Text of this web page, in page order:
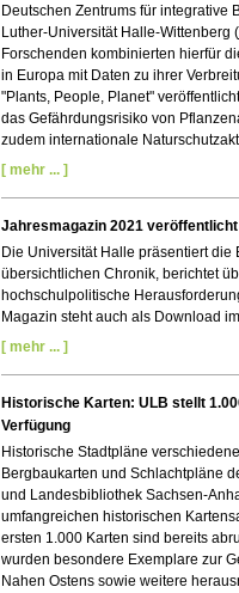
Deutschen Zentrums für integrative
Luther-Universität Halle-Wittenberg (
Forschenden kombinierten hierfür
in Europa mit Daten zu ihrer
"Plants, People, Planet"
das Gefährdungsrisiko von
zudem internationale
[ mehr ... ]
Jahresmagazin 2021 veröffentlicht
Die Universität Halle präsentiert
übersichtlichen Chronik, berichtet
hochschulpolitische
Magazin steht auch als Download
[ mehr ... ]
Historische Karten: ULB stellt
Verfügung
Historische Stadtpläne
Bergbaukarten und Schlachtpläne
und Landesbibliothek Sachsen-
umfangreichen historischen
ersten 1.000 Karten sind bereits
wurden besondere Exemplare zur
Nahen Ostens sowie weitere